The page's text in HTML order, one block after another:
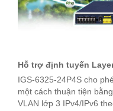
Hỗ trợ định tuyến
IGS-6325-24P4S cho
một cách thuận tiện
VLAN lớp 3 IPv4/IPv6